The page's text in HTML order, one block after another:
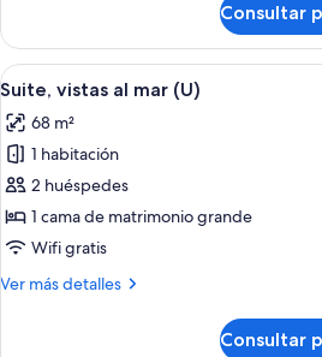
(U)
Consultar
Abrir
todas
las
fotos
de
Suite,
vistas
mar
4
Suite, vistas al mar (U)
68 m²
1 habitación
2 huéspedes
1 cama de matrimonio grande
Wifi gratis
Ver más detalles
Más
Consultar